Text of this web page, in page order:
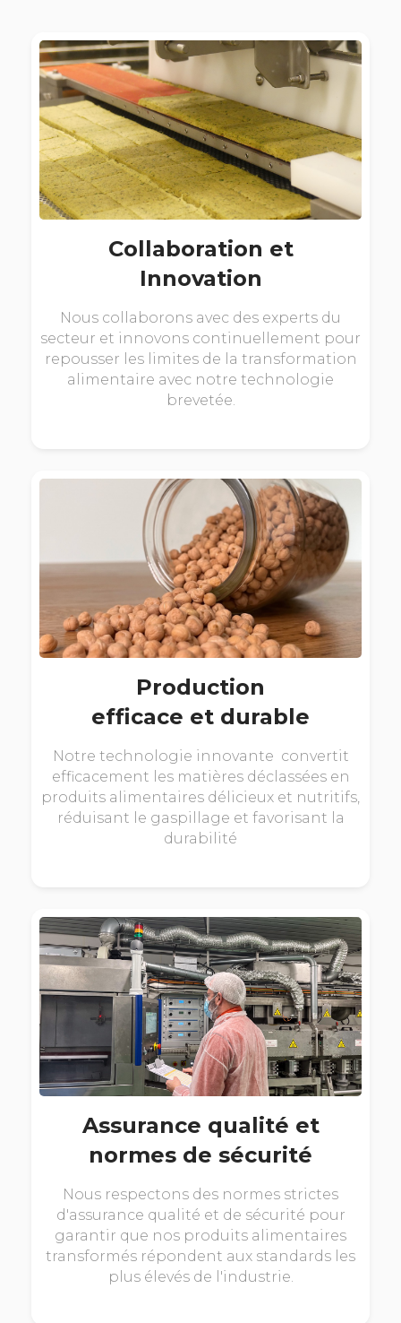
Collaboration et
Innovation
Nous collaborons avec des experts du
secteur et innovons continuellement pour
repousser les limites de la transformation
alimentaire avec notre technologie
brevetée.
Production
efficace et durable
Notre technologie innovante convertit
efficacement les matières déclassées en
produits alimentaires délicieux et nutritifs,
réduisant le gaspillage et favorisant la
durabilité
Assurance qualité et
normes de sécurité
Nous respectons des normes strictes
d'assurance qualité et de sécurité pour
garantir que nos produits alimentaires
transformés répondent aux standards les
plus élevés de l'industrie.